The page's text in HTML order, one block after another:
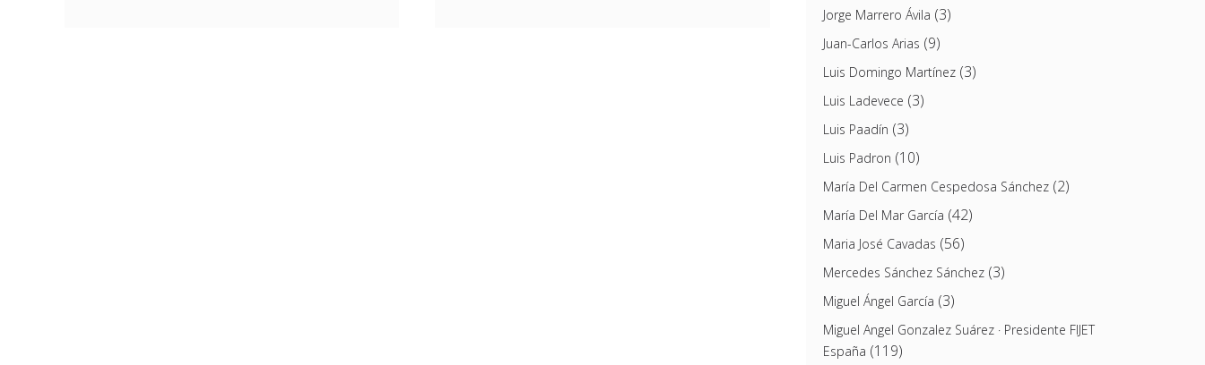
Jorge Marrero Ávila (3)
Juan-Carlos Arias (9)
Luis Domingo Martínez(3)
Luis Ladevece (3)
Luis Paadín (3)
Luis Padron (10)
María Del Carmen Cespedosa Sánchez(2)
María Del Mar García (42)
Maria José Cavadas (56)
Mercedes Sánchez Sánchez(3)
Miguel Ángel García (3)
Miguel Angel Gonzalez Suárez · Presidente FIJET
España (119)